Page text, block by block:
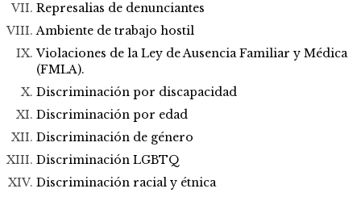
Represalias de denunciantes
Ambiente de trabajo hostil
Violaciones de la Ley de Ausencia Familiar y Médica
(FMLA).
Discriminación por discapacidad
Discriminación por edad
Discriminación de género
Discriminación LGBTQ
Discriminación racial y étnica